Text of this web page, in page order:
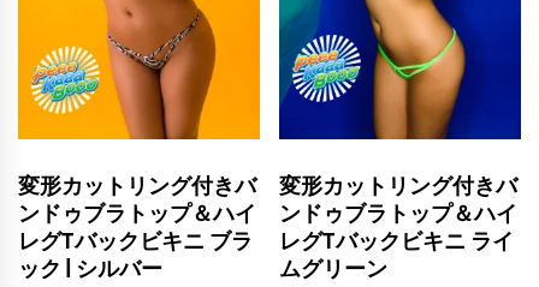
変形カットリング付きバ
ンドゥブラトップ＆ハイ
レグTバックビキニ ブラ
ック | シルバー
変形カットリング付きバ
ンドゥブラトップ＆ハイ
レグTバックビキニ ライ
ムグリーン